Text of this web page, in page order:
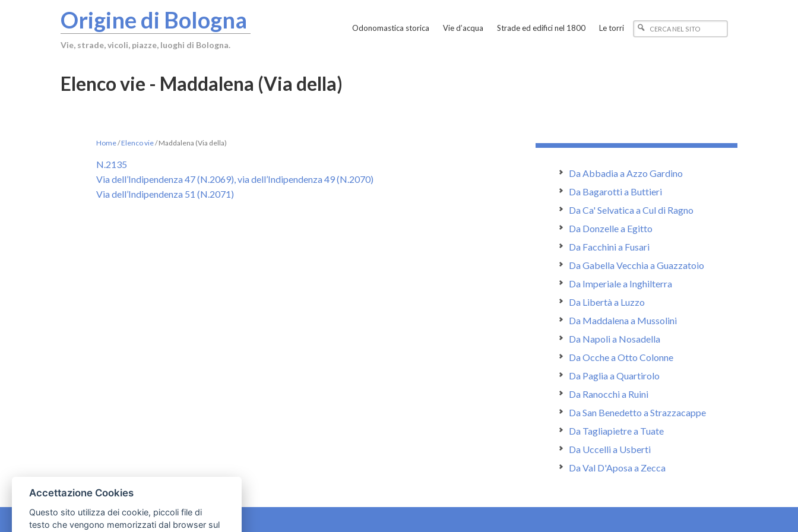
Origine di Bologna
Vie, strade, vicoli, piazze, luoghi di Bologna.
Odonomastica storica Vie d’acqua Strade ed edifici nel 1800 Le torri
Elenco vie - Maddalena (Via della)
Home/Elenco vie/Maddalena (Via della)
N.2135
Via dell’Indipendenza 47 (N.2069), via dell’Indipendenza 49 (N.2070)
Via dell’Indipendenza 51 (N.2071)
Da Abbadia a Azzo Gardino
Da Bagarotti a Buttieri
Da Ca' Selvatica a Cul di Ragno
Da Donzelle a Egitto
Da Facchini a Fusari
Da Gabella Vecchia a Guazzatoio
Da Imperiale a Inghilterra
Da Libertà a Luzzo
Da Maddalena a Mussolini
Da Napoli a Nosadella
Da Ocche a Otto Colonne
Da Paglia a Quartirolo
Da Ranocchi a Ruini
Da San Benedetto a Strazzacappe
Da Tagliapietre a Tuate
Da Uccelli a Usberti
Da Val D'Aposa a Zecca
Accettazione Cookies
Questo sito utilizza dei cookie, piccoli file di
testo che vengono memorizzati dal browser sul